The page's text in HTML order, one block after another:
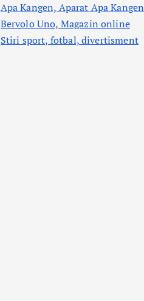
Apa Kangen, Aparat Apa Kangen
Bervolo Uno, Magazin online
Stiri sport, fotbal,divertisment